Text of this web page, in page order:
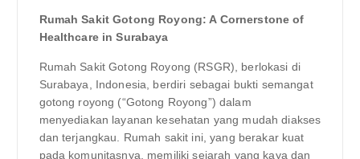
Rumah Sakit Gotong Royong: A Cornerstone of
Healthcare in Surabaya
Rumah Sakit Gotong Royong (RSGR), berlokasi di
Surabaya, Indonesia, berdiri sebagai bukti semangat
gotong royong (“Gotong Royong”) dalam
menyediakan layanan kesehatan yang mudah diakses
dan terjangkau. Rumah sakit ini, yang berakar kuat
pada komunitasnya, memiliki sejarah yang kaya dan